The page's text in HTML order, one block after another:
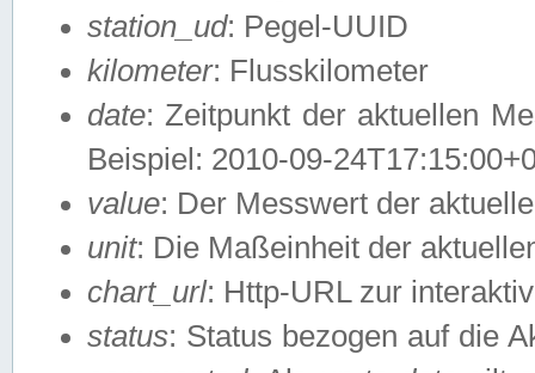
station_ud: Pegel-UUID
kilometer: Flusskilometer
date: Zeitpunkt der aktuellen
Beispiel: 2010-09-
value: Der Messwert der
unit: Die Maßeinheit der
chart_url: Http-URL zur
status: Status bezogen auf die